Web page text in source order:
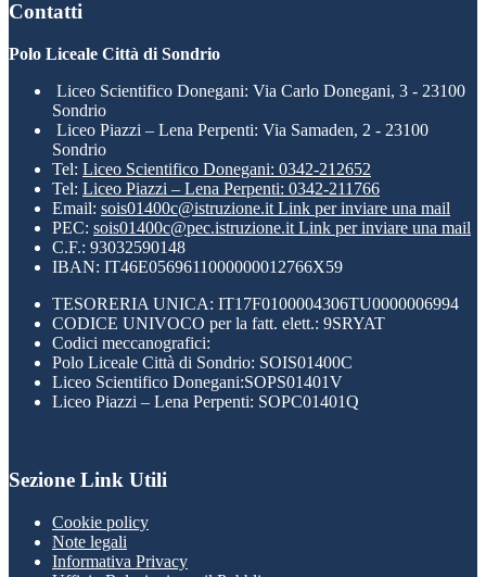
Contatti
Polo Liceale Città di Sondrio
Liceo Scientifico Donegani: Via Carlo Donegani, 3 - 23100
Sondrio
Liceo Piazzi – Lena Perpenti: Via Samaden, 2 - 23100
Sondrio
Tel: Liceo Scientifico Donegani: 0342-212652
Tel: Liceo Piazzi – Lena Perpenti: 0342-211766
Email: sois01400c@istruzione.it Link per inviare una mail
PEC: sois01400c@pec.istruzione.it Link per inviare una mail
C.F.: 93032590148
IBAN: IT46E0569611000000012766X59
TESORERIA UNICA: IT17F0100004306TU0000006994
CODICE UNIVOCO per la fatt. elett.: 9SRYAT
Codici meccanografici:
Polo Liceale Città di Sondrio: SOIS01400C
Liceo Scientifico Donegani:SOPS01401V
Liceo Piazzi – Lena Perpenti: SOPC01401Q
Sezione Link Utili
Cookie policy
Note legali
Informativa Privacy